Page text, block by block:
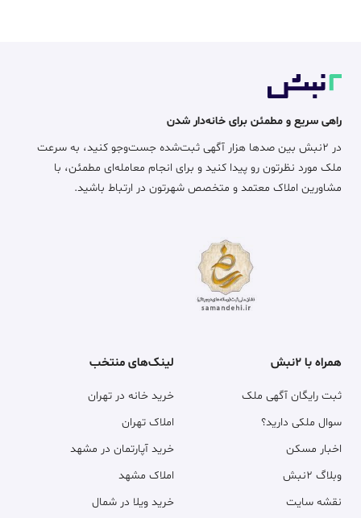
راهی سریع و مطمئن برای خانه‌دار شدن
در ۲نبش بین صدها هزار آگهی ثبت‌شده جست‌وجو کنید، به سرعت
ملک مورد نظرتون رو پیدا کنید و برای انجام معامله‌ای مطمئن، با
مشاورین املاک معتمد و متخصص شهرتون در ارتباط باشید.
همراه با ۲نبش
ثبت رایگان آگهی ملک
سوال ملکی دارید؟
اخبار مسکن
وبلاگ ۲نبش
نقشه سایت
لینک‌های منتخب
خرید خانه در تهران
املاک تهران
خرید آپارتمان در مشهد
املاک مشهد
خرید ویلا در شمال